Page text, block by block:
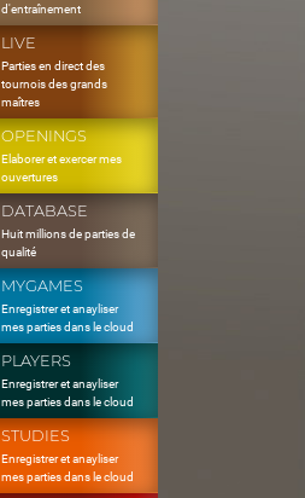
d'entraînement
LIVE
Parties en direct des
tournois des grands
maîtres
OPENINGS
Elaborer et exercer mes
ouvertures
DATABASE
Huit millions de parties de
qualité
MYGAMES
Enregistrer et anayliser
mes parties dans le cloud
PLAYERS
Enregistrer et anayliser
mes parties dans le cloud
STUDIES
Enregistrer et anayliser
mes parties dans le cloud